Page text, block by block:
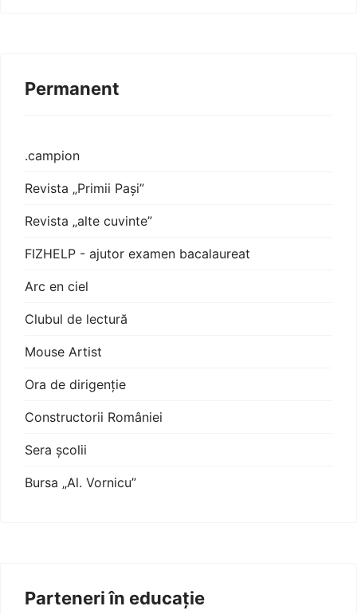
Permanent
.campion
Revista „Primii Pași”
Revista „alte cuvinte”
FIZHELP - ajutor examen bacalaureat
Arc en ciel
Clubul de lectură
Mouse Artist
Ora de dirigenție
Constructorii României
Sera școlii
Bursa „Al. Vornicu”
Parteneri în educație